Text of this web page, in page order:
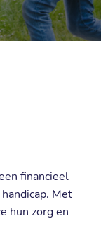
financieel
Met
hun zorg en